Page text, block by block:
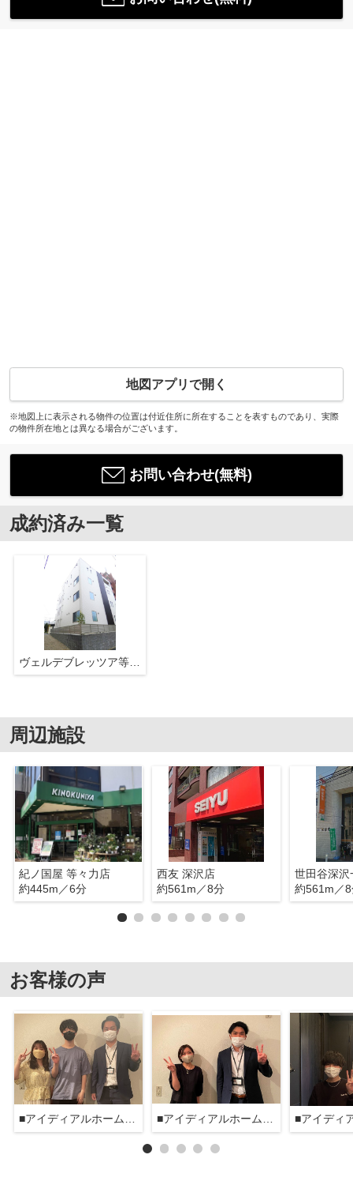
地図アプリで開く
※地図上に表示される物件の位置は付近住所に所在することを表すものであり、実際
の物件所在地とは異なる場合がございます。
お問い合わせ(無料)
成約済み一覧
ヴェルデブレッツア等々力
周辺施設
紀ノ国屋 等々力店
約445m／6分
西友 深沢店
約561m／8分
世田谷深沢
約561m／
お客様の声